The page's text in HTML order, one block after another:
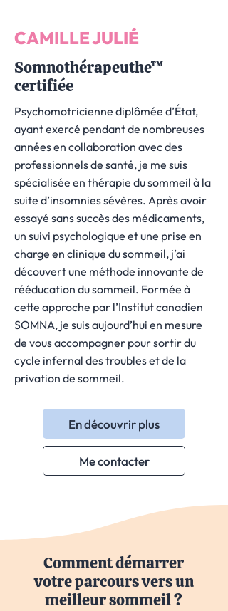
CAMILLE JULIÉ
Somnothérapeuthe™
certifiée
Psychomotricienne diplômée d’État,
ayant exercé pendant de nombreuses
années en collaboration avec des
professionnels de santé, je me suis
spécialisée en thérapie du sommeil à la
suite d’insomnies sévères. Après avoir
essayé sans succès des médicaments,
un suivi psychologique et une prise en
charge en clinique du sommeil, j’ai
découvert une méthode innovante de
rééducation du sommeil. Formée à
cette approche par l’Institut canadien
SOMNA, je suis aujourd’hui en mesure
de vous accompagner pour sortir du
cycle infernal des troubles et de la
privation de sommeil.
En découvrir plus
Me contacter
Comment démarrer
votre parcours vers un
meilleur sommeil ?